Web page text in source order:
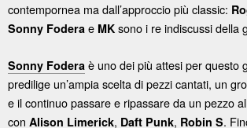
contempornea ma dall’approccio più classic:
Sonny Fodera e MK sono i re indiscussi della
Sonny Fodera è uno dei più attesi per questo
predilige un’ampia scelta di pezzi cantati, un
e il continuo passare e ripassare da un pezzo
con Alison Limerick, Daft Punk, Robin S.